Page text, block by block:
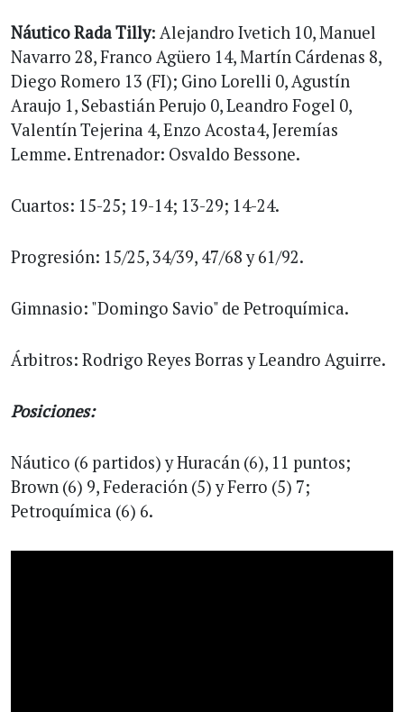
Náutico Rada Tilly: Alejandro Ivetich 10, Manuel
Navarro 28, Franco Agüero 14, Martín Cárdenas 8,
Diego Romero 13 (FI); Gino Lorelli 0, Agustín
Araujo 1, Sebastián Perujo 0, Leandro Fogel 0,
Valentín Tejerina 4, Enzo Acosta4, Jeremías
Lemme. Entrenador: Osvaldo Bessone.
Cuartos: 15-25; 19-14; 13-29; 14-24.
Progresión: 15/25, 34/39, 47/68 y 61/92.
Gimnasio: "Domingo Savio" de Petroquímica.
Árbitros: Rodrigo Reyes Borras y Leandro Aguirre.
Posiciones:
Náutico (6 partidos) y Huracán (6), 11 puntos;
Brown (6) 9, Federación (5) y Ferro (5) 7;
Petroquímica (6) 6.